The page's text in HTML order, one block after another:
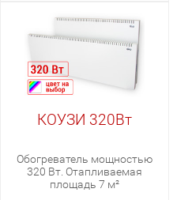
КОУЗИ 320Вт
Обогреватель мощностью
320 Вт. Отапливаемая
площадь 7 м²